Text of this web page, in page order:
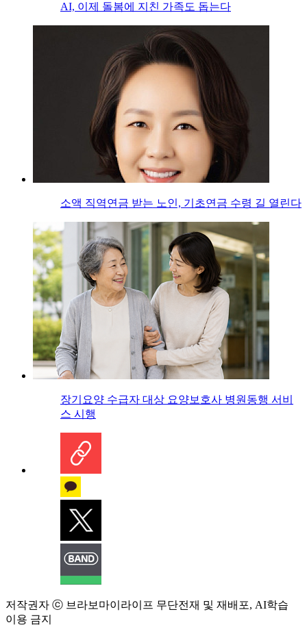
AI, 이제 돌봄에 지친 가족도 돕는다
소액 직역연금 받는 노인, 기초연금 수령 길 열린다
장기요양 수급자 대상 요양보호사 병원동행 서비
스 시행
저작권자 ⓒ 브라보마이라이프 무단전재 및 재배포, AI학습
이용 금지